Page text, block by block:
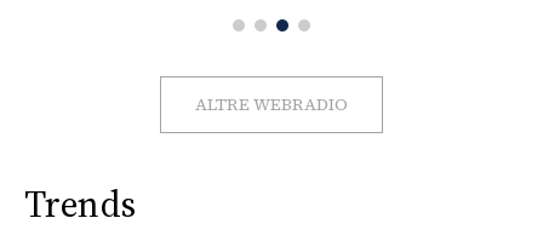
ALTRE WEBRADIO
Trends